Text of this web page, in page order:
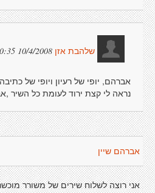
שלהבת אזן 10/4/2008 20:40:35
אברהם, יופי של רעיון ויופי של
נראה לי קצת ירוד לעומת כל השיר
אברהם שיין
אני רוצה לשלוח שירים של משורר